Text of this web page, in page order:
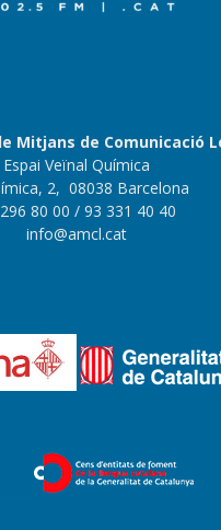
Mitjans de Comunicació
Espai Veïnal Química
2, 08038 Barcelona
80 00 / 93 331 40 40
info@amcl.cat